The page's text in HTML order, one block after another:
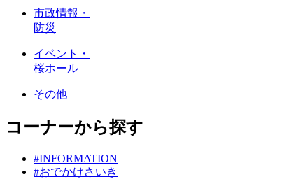
市政情報・
防災
イベント・
桜ホール
その他
コーナーから探す
#INFORMATION
#おでかけさいき